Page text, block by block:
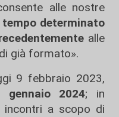
alle nostre
determinato
alle
già formato».
9 febbraio 2023,
2024; in
incontri a scopo di